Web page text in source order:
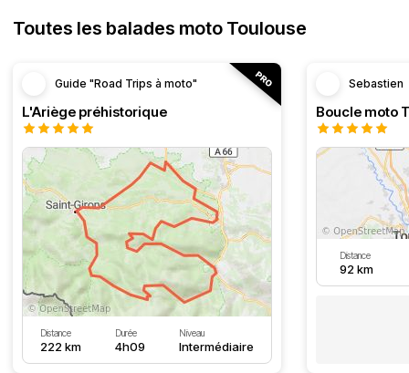
Toutes les balades moto Toulouse
Guide "Road Trips à moto"
L'Ariège préhistorique
Distance
222 km
Durée
4h09
Niveau
Intermédiaire
Sebastien
Distance
92 km